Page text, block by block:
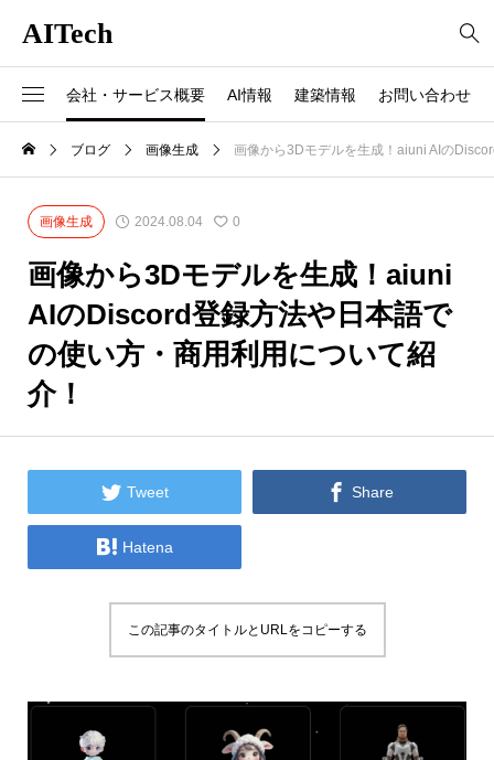
AITech
会社・サービス概要 AI情報 建築情報 お問い合わせ
ブログ 画像生成 画像から3Dモデルを生成！aiuni AIの
画像生成 2024.08.04 0
画像から3Dモデルを生成！aiuni
AIのDiscord登録方法や日本語で
の使い方・商用利用について紹
介！
 Tweet  Share
 Hatena
この記事のタイトルとURLをコピーする